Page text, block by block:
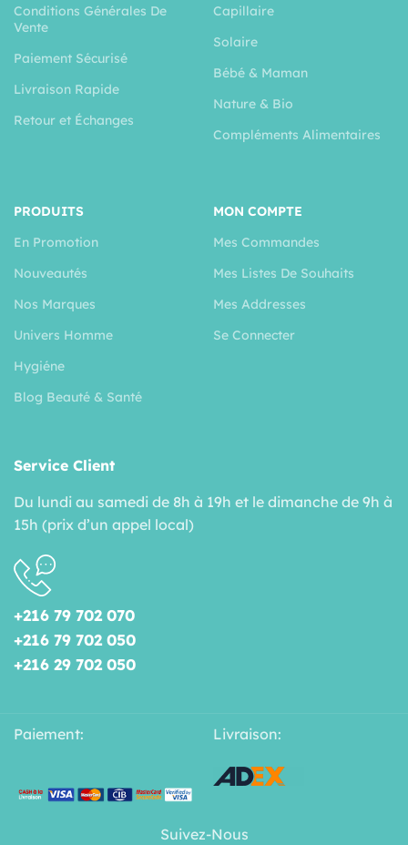
Conditions Générales De
Vente
Paiement Sécurisé
Livraison Rapide
Retour et Échanges
Capillaire
Solaire
Bébé & Maman
Nature & Bio
Compléments Alimentaires
PRODUITS
En Promotion
Nouveautés
Nos Marques
Univers Homme
Hygiéne
Blog Beauté & Santé
MON COMPTE
Mes Commandes
Mes Listes De Souhaits
Mes Addresses
Se Connecter
Service Client
Du lundi au samedi de 8h à 19h et le dimanche de 9h à
15h (prix d’un appel local)
+216 79 702 070
+216 79 702 050
+216 29 702 050
Paiement: Livraison:
Suivez-Nous